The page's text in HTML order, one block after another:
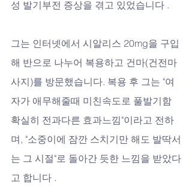
성 발기부전 증상을 겪고 있었습니다 .
그는 인터넷에서 시알리스 20mg을 구입
해 반으로 나누어 복용하고 건마(건전마
사지)를 방문했습니다. 복용 후 그는 "여
자가 애무해줄때 미친속도로 풀발기함
확실히 전과다른 효과느낌"이라고 전하
며, "소중이에 잠깐 스치기만 해도 발딱서
는 그 시절"로 돌아간 듯한 느낌을 받았다
고 합니다 .